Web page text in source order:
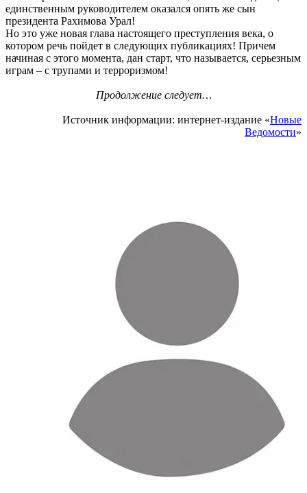
единственным руководителем оказался опять же сын
президента Рахимова Урал!
Но это уже новая глава настоящего преступления века, о
котором речь пойдет в следующих публикациях! Причем
начиная с этого момента, дан старт, что называется, серьезным
играм – с трупами и терроризмом!
Продолжение следует…
Источник информации: интернет-издание «Новые
Ведомости»